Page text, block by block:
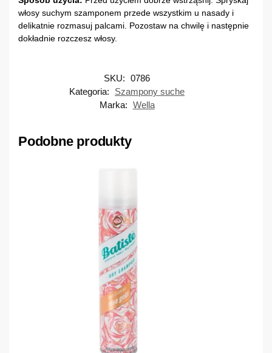
włosy suchym szamponem przede wszystkim u nasady i
delikatnie rozmasuj palcami. Pozostaw na chwilę i następnie
dokładnie rozczesz włosy.
SKU: 0786
Kategoria:
Szampony suche
Marka: Wella
Podobne produkty